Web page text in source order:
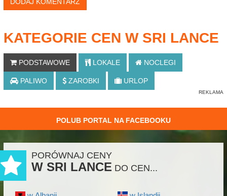
KATEGORIE CEN W SRI LANCE
PODSTAWOWE LOKALE NOCLEGI
PALIWO ZAROBKI URLOP
POLUB PORTAL NA FACEBOOKU
PORÓWNAJ CENY
W SRI LANCE DO CEN...